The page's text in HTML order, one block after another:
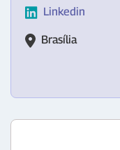
Linkedin
Brasília